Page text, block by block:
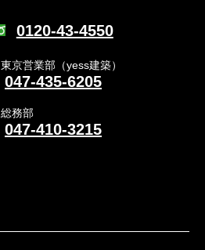
0120-43-4550
東京営業部（yess建築）
047-435-6205
総務部
047-410-3215